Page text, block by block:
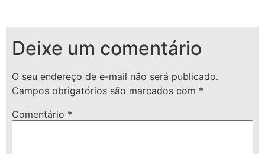
Deixe um comentário
O seu endereço de e-mail não será publicado.
Campos obrigatórios são marcados com *
Comentário *